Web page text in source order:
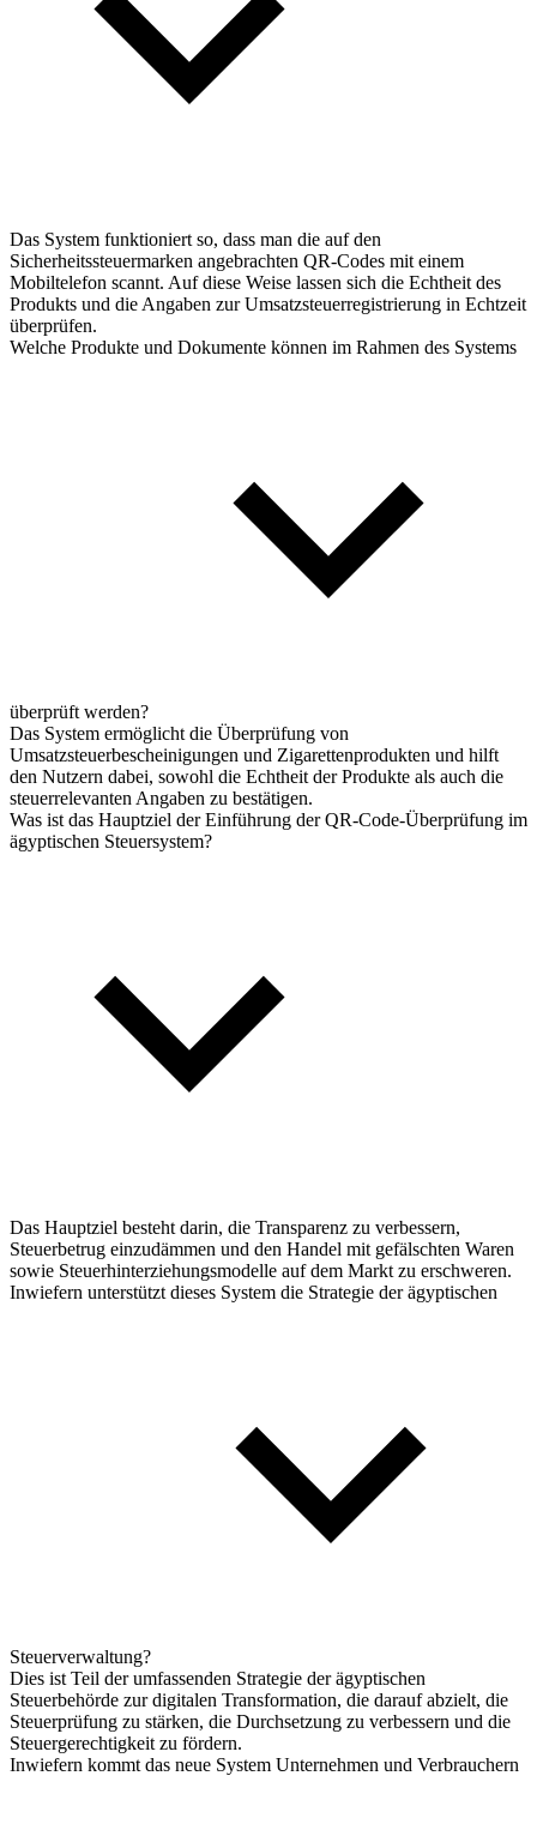
Das System funktioniert so, dass man die auf den
Sicherheitssteuermarken angebrachten QR-Codes mit einem
Mobiltelefon scannt. Auf diese Weise lassen sich die Echtheit des
Produkts und die Angaben zur Umsatzsteuerregistrierung in Echtzeit
überprüfen.
Welche Produkte und Dokumente können im Rahmen des Systems
überprüft werden?
Das System ermöglicht die Überprüfung von
Umsatzsteuerbescheinigungen und Zigarettenprodukten und hilft
den Nutzern dabei, sowohl die Echtheit der Produkte als auch die
steuerrelevanten Angaben zu bestätigen.
Was ist das Hauptziel der Einführung der QR-Code-Überprüfung im
ägyptischen Steuersystem?
Das Hauptziel besteht darin, die Transparenz zu verbessern,
Steuerbetrug einzudämmen und den Handel mit gefälschten Waren
sowie Steuerhinterziehungsmodelle auf dem Markt zu erschweren.
Inwiefern unterstützt dieses System die Strategie der ägyptischen
Steuerverwaltung?
Dies ist Teil der umfassenden Strategie der ägyptischen
Steuerbehörde zur digitalen Transformation, die darauf abzielt, die
Steuerprüfung zu stärken, die Durchsetzung zu verbessern und die
Steuergerechtigkeit zu fördern.
Inwiefern kommt das neue System Unternehmen und Verbrauchern